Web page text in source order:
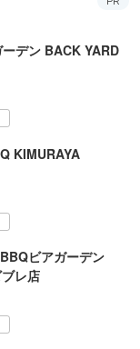
デン BACK YARD
KIMURAYA
ビアガーデン
レ店